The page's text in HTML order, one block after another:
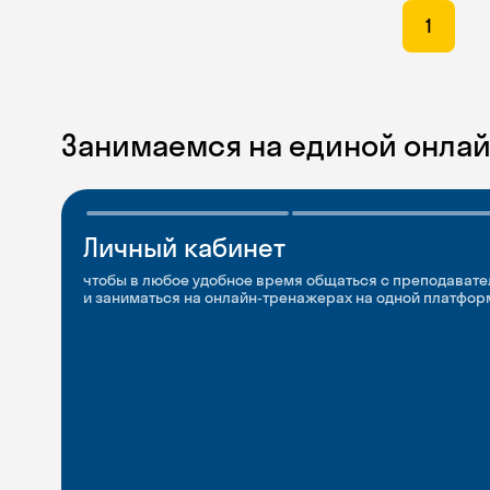
1
Занимаемся на единой
Личный кабинет
чтобы в любое удобное время общаться с
и заниматься на онлайн-тренажерах на одной
Мобильное
приложение
чтобы заниматься и изучать новые слова где и когда
Разговорные клубы
и Talks
Групповые занятия для разговорной практики и